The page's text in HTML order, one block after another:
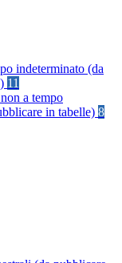
indeterminato (da
11
a tempo
in tabelle) 8